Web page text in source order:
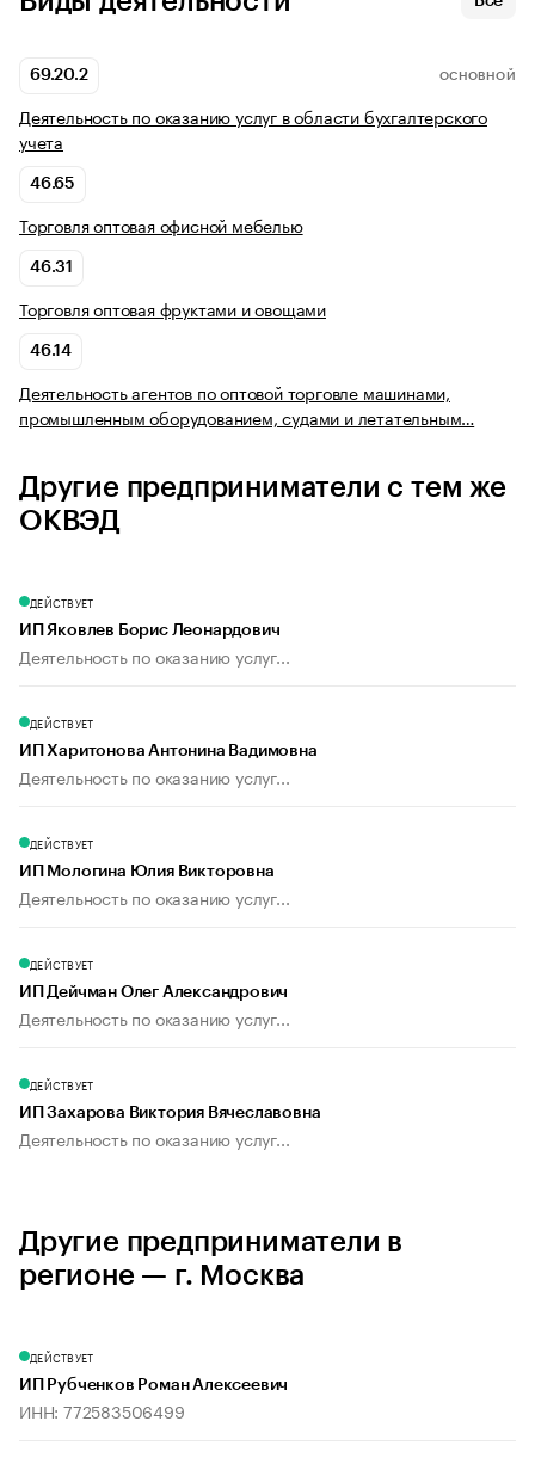
69.20.2 ОСНОВНОЙ
Деятельность по оказанию услуг в области бухгалтерского
учета
46.65
Торговля оптовая офисной мебелью
46.31
Торговля оптовая фруктами и овощами
46.14
Деятельность агентов по оптовой торговле машинами,
промышленным оборудованием, судами и летательным…
Другие предприниматели с тем же
ОКВЭД
ДЕЙСТВУЕТ
ИП Яковлев Борис Леонардович
Деятельность по оказанию услуг...
ДЕЙСТВУЕТ
ИП Харитонова Антонина Вадимовна
Деятельность по оказанию услуг...
ДЕЙСТВУЕТ
ИП Мологина Юлия Викторовна
Деятельность по оказанию услуг...
ДЕЙСТВУЕТ
ИП Дейчман Олег Александрович
Деятельность по оказанию услуг...
ДЕЙСТВУЕТ
ИП Захарова Виктория Вячеславовна
Деятельность по оказанию услуг...
Другие предприниматели в
регионе — г. Москва
ДЕЙСТВУЕТ
ИП Рубченков Роман Алексеевич
ИНН: 772583506499